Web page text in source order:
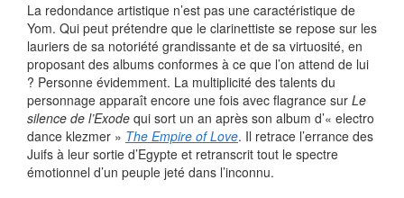
La redondance artistique n’est pas une caractéristique de
Yom. Qui peut prétendre que le clarinettiste se repose sur les
lauriers de sa notoriété grandissante et de sa virtuosité, en
proposant des albums conformes à ce que l’on attend de lui
? Personne évidemment. La multiplicité des talents du
personnage apparaît encore une fois avec flagrance sur Le
silence de l’Exode qui sort un an après son album d’« electro
dance klezmer » The Empire of Love. Il retrace l’errance des
Juifs à leur sortie d’Egypte et retranscrit tout le spectre
émotionnel d’un peuple jeté dans l’inconnu.